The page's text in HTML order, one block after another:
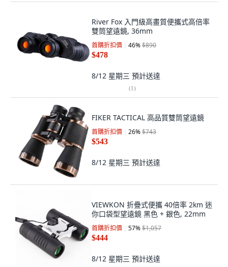
River Fox 入門級高畫質便攜式高倍率
雙筒望遠鏡, 36mm
首購折扣價 46%$890
$478
8/12 星期三 預計送達
(1)
FIKER TACTICAL 高品質雙筒望遠鏡
首購折扣價 26%$743
$543
8/12 星期三 預計送達
VIEWKON 折疊式便攜 40倍率 2km 迷
你口袋型望遠鏡 黑色 + 銀色, 22mm
首購折扣價 57%$1,057
$444
8/12 星期三 預計送達